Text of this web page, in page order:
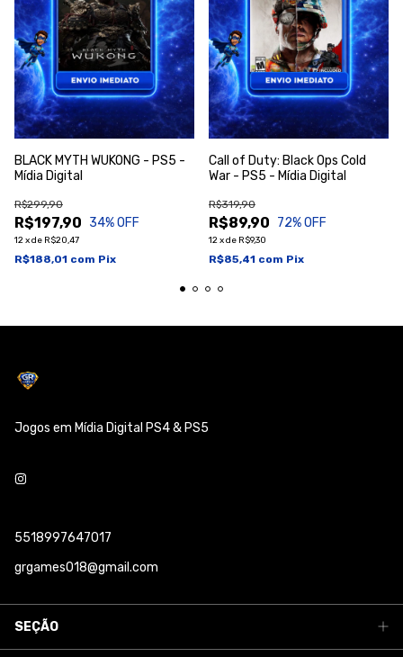
BLACK MYTH WUKONG - PS5 -
Mídia Digital
R$197,90
R$299,90
34% OFF
12xde R$20,47
R$188,01 com Pix
Call of Duty: Black Ops Cold
War - PS5 - Mídia Digital
R$89,90
R$319,90
72% OFF
12xde R$9,30
R$85,41 com Pix
Jogos em Mídia Digital PS4 & PS5
5518997647017
grgames018@gmail.com
SEÇÃO